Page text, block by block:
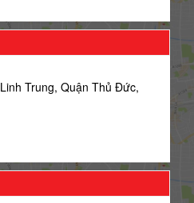
Trung, Quận Thủ Đức,